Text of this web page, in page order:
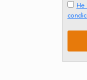
He